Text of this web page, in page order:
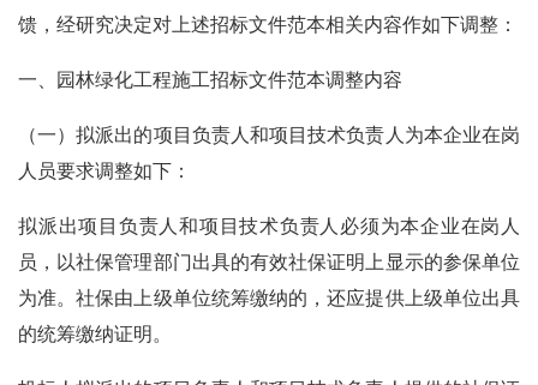
馈，经研究决定对上述招标文件范本相关内容作如下调整：
一、园林绿化工程施工招标文件范本调整内容
（一）拟派出的项目负责人和项目技术负责人为本企业在岗
人员要求调整如下：
拟派出项目负责人和项目技术负责人必须为本企业在岗人
员，以社保管理部门出具的有效社保证明上显示的参保单位
为准。社保由上级单位统筹缴纳的，还应提供上级单位出具
的统筹缴纳证明。